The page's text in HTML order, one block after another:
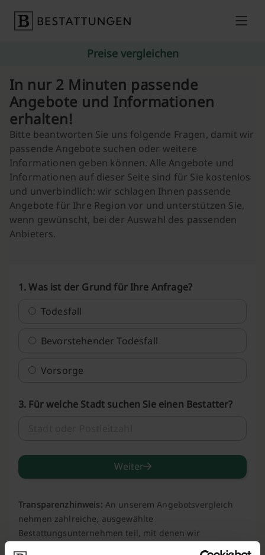
Preise vergleichen
In nur 2 Minuten passende
Angebote und Informationen
erhalten!
Bitte beantworten Sie uns folgende Fragen, damit wir
passende Angebote suchen oder weitere
Informationen geben können. Alle Angebote und
Informationen auf dieser Seite sind für Sie kostenlos
und unverbindlich: wir schlagen Ihnen passende
Angebote für Ihre Region vor und unterstützen Sie,
wenn gewünscht, bei der Auswahl des passenden
Anbieters.
1. Was ist der Grund für Ihre Anfrage?
Todesfall
Bevorstehender Todesfall
Vorsorge
3. Für welche Stadt suchen Sie einen Bestatter?
Weiter
Transparenzhinweis: An unserem Angebotsvergleich
nehmen zahlreiche, ausgewählte
Bestattungsunternehmen teil, mit denen wir